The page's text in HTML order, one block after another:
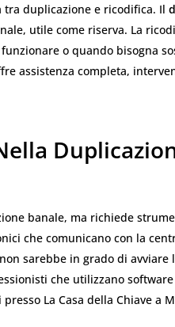
duplicazione e ricodifica. Il
utile come riserva. La
o quando bisogna
assistenza completa,
banale, ma richiede
che comunicano con la
sarebbe in grado di avviare
che utilizzano
La Casa della Chiave a